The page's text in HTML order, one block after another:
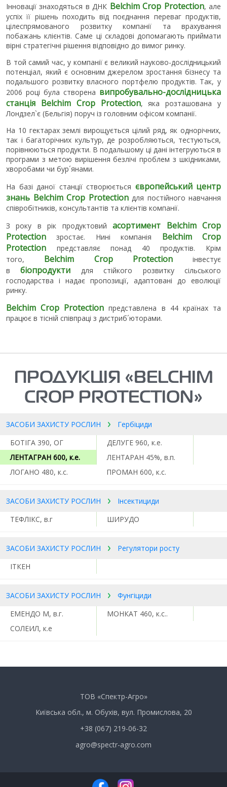
Інновації знаходяться в ДНК Belchim Crop Protection, але
успіх її рішень походить від поєднання переваг продуктів,
цілеспрямованого розвитку компанії та врахування
побажань клієнтів. Саме ці складові допомагають приймати
вірні стратегічні рішення відповідно до вимог ринку.
В той самий час, у компанії є великий науково-дослідницький
потенціал, який є основним джерелом зростання бізнесу та
подальшого розвитку власного портфелю продуктів. Так, у
2006 році була створена випробувально-дослідницька
станція Belchim Crop Protection, яка розташована у
Лондзел`є (Бельгія) поруч із головним офісом компанії.
На 10 гектарах землі вирощується цілий ряд, як однорічних,
так і багаторічних культур, де розробляються, тестуються,
порівнюються продукти. В подальшому ці дані інтегруються в
програми з метою вирішення безлічі проблем з шкідниками,
хворобами чи бур´янами.
На базі даної станції створюється європейський центр
знань Belchim Crop Protectionдля постійного навчання
співробітників, консультантів та клієнтів компанії.
З року в рік продуктовийасортимент Belchim Crop
Protection зростає. Нині компанія Belchim Crop
Protection представляє понад 40 продуктів. Крім
того, Belchim Crop Protectionінвестує
вбіопродукти
для стійкого розвитку сільського
господарства і надає пропозиції, адаптовані до еволюції
ринку.
Belchim Crop Protection представлена в 44 країнах та
працює в тісній співпраці з дистриб´юторами.
ПРОДУКЦІЯ «BELCHIM
CROP PROTECTION»
ЗАСОБИ ЗАХИСТУ РОСЛИН
Гербіциди
БОТІГА 390, ОГ
ДЕЛУГЕ 960, к.е.
ЛЕНТАГРАН 600, к.е.
ЛЕНТАРАН 45%, в.п.
ЛОГАНО 480, к.с.
ПРОМАН 600, к.с.
ЗАСОБИ ЗАХИСТУ РОСЛИН
Інсектициди
ТЕФЛІКС, в.г
ШИРУДО
ЗАСОБИ ЗАХИСТУ РОСЛИН
Регулятори росту
ІТКЕН
ЗАСОБИ ЗАХИСТУ РОСЛИН
Фунгіциди
ЕМЕНДО М, в.г.
МОНКАТ 460, к.с..
СОЛЕИЛ, к.е
ТОВ «Спектр-Агро»
Київська обл., м. Обухів, вул. Промислова, 20
+38 (067) 219-06-32
agro@spectr-agro.com